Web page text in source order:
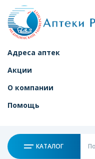
Адреса аптек
Акции
О компании
Помощь
КАТАЛОГ